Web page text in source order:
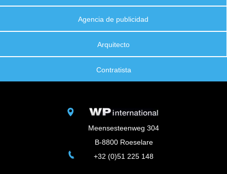
Agencia de publicidad
Arquitecto
Contratista
Meensesteenweg 304
B-8800 Roeselare
+32 (0)51 225 148